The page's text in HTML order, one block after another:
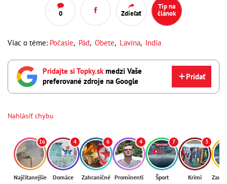
0 Zdieľať
Tip na
článok
Viac o téme: Počasie, Pád, Obete, Lavína, India
Pridajte si Topky.skmedzi Vaše
preferované zdroje na Google
Pridať
Nahlásiť chybu
16
Najčítanejšie
4
Domáce
6
Zahraničné
4
Prominenti
7
Šport
3
Krimi